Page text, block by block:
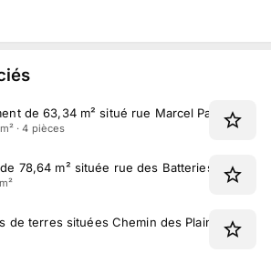
de 63,34 m² situé rue Marcel Pagnol à
· 4 pièces
78,64 m² située rue des Batteries à Fréjus
de terres situées Chemin des Plaines de